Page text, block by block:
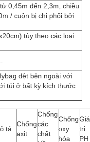
0,45m đến 2,3m, chiều
/ cuộn bị chi phối bởi
tùy theo các loại
dệt bên ngoài với
túi ở bất kỳ kích thước
tả
Chống
axit
Chống
các
chất
Chống
oxy
hóa
Giá
trị
PH